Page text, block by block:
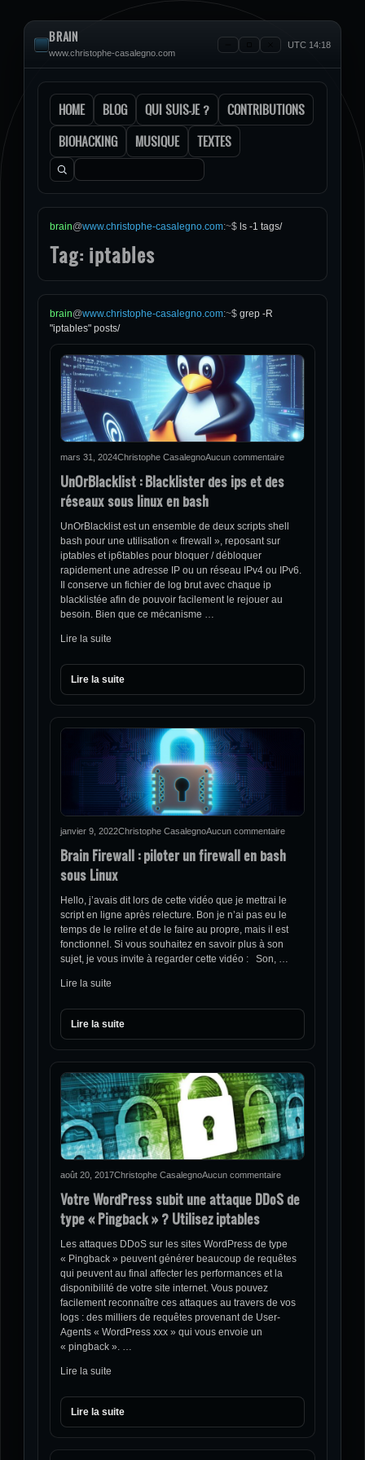
BRAIN
www.christophe-casalegno.com
UTC 14:18
HOME BLOG QUI SUIS-JE ?
CONTRIBUTIONS
BIOHACKING
MUSIQUE TEXTES
Rechercher :
brain@www.christophe-casalegno.com:~$ ls -1 tags/
Tag: iptables
brain@www.christophe-casalegno.com:~$ grep -R
"iptables" posts/
mars 31, 2024Christophe CasalegnoAucun commentaire
UnOrBlacklist : Blacklister des ips et des
réseaux sous linux en bash
UnOrBlacklist est un ensemble de deux scripts shell
bash pour une utilisation « firewall », reposant sur
iptables et ip6tables pour bloquer / débloquer
rapidement une adresse IP ou un réseau IPv4 ou IPv6.
Il conserve un fichier de log brut avec chaque ip
blacklistée afin de pouvoir facilement le rejouer au
besoin. Bien que ce mécanisme …
Lire la suite
Lire la suite
janvier 9, 2022Christophe CasalegnoAucun commentaire
Brain Firewall : piloter un firewall en bash
sous Linux
Hello, j’avais dit lors de cette vidéo que je mettrai le
script en ligne après relecture. Bon je n’ai pas eu le
temps de le relire et de le faire au propre, mais il est
fonctionnel. Si vous souhaitez en savoir plus à son
sujet, je vous invite à regarder cette vidéo : Son, …
Lire la suite
Lire la suite
août 20, 2017Christophe CasalegnoAucun commentaire
Votre WordPress subit une attaque DDoS de
type « Pingback » ? Utilisez iptables
Les attaques DDoS sur les sites WordPress de type
« Pingback » peuvent générer beaucoup de requêtes
qui peuvent au final affecter les performances et la
disponibilité de votre site internet. Vous pouvez
facilement reconnaître ces attaques au travers de vos
logs : des milliers de requêtes provenant de User-
Agents « WordPress xxx » qui vous envoie un
« pingback ». …
Lire la suite
Lire la suite